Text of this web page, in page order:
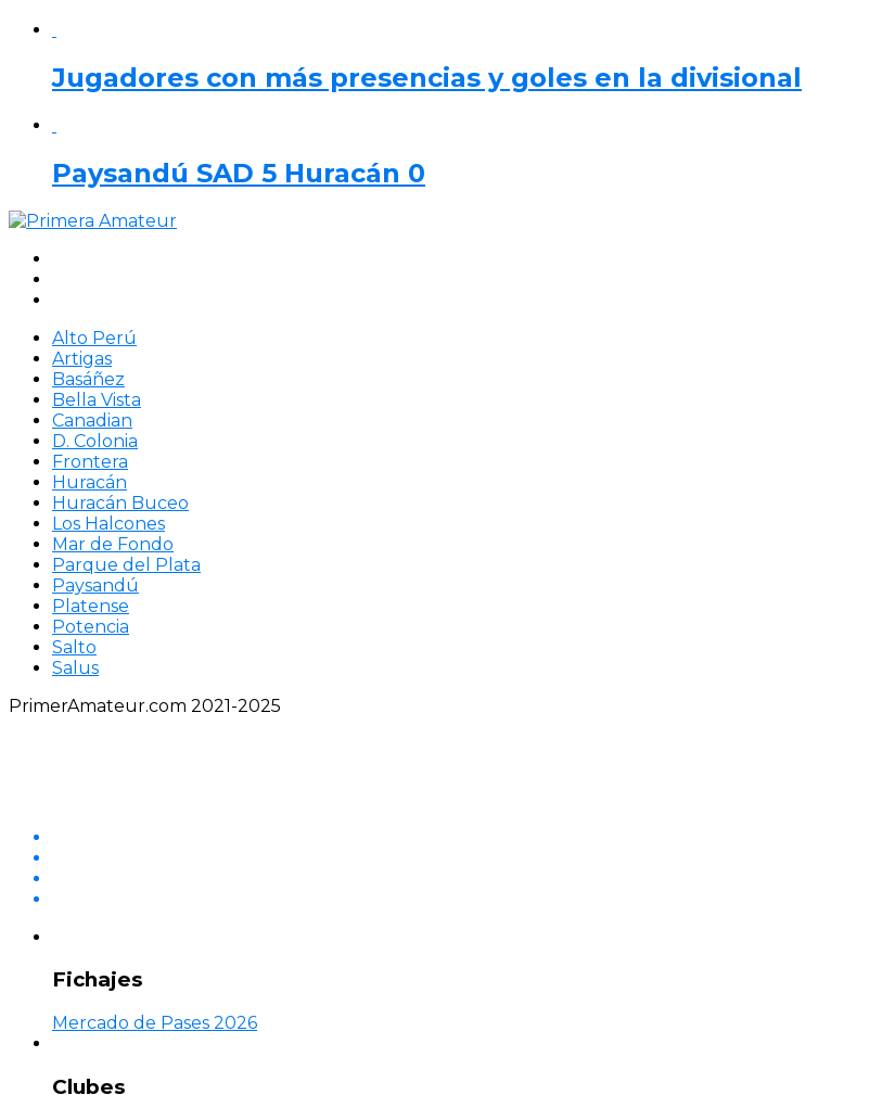
Jugadores con más presencias y goles en la divisional
Paysandú SAD 5 Huracán 0
Alto Perú
Artigas
Basáñez
Bella Vista
Canadian
D. Colonia
Frontera
Huracán
Huracán Buceo
Los Halcones
Mar de Fondo
Parque del Plata
Paysandú
Platense
Potencia
Salto
Salus
PrimerAmateur.com 2021-2025
Fichajes
Mercado de Pases 2026
Clubes